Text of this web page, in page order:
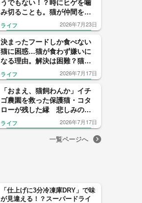
うでもない！？時にヒゲを噛
み切ることも。猫が仲間を毛
づくろいする複雑な心理
ライフ 2026年7月23日
決まったフードしか食べない
猫に困惑…猫が食わず嫌いに
なる理由。解決は困難？猫に
も“食育”が大切だった！
ライフ 2026年7月17日
「おまえ、猫飼わんか」イチ
ゴ農園を救った保護猫・コタ
ローが残した縁 悲しみの先
ではじまったムギくんとコナ
ツちゃんの物語
ライフ 2026年7月17日
一覧ページへ
「仕上げに3分冷凍庫DRY」で味
が見違える！？スーパードライ